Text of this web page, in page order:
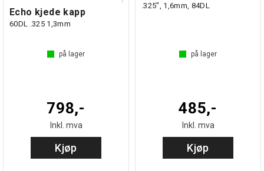
Echo kjede kapp
60DL .325 1,3mm
på lager
798,-
Inkl. mva
Kjøp
.325", 1,6mm, 84DL
på lager
485,-
Inkl. mva
Kjøp